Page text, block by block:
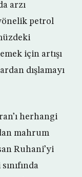
arzı
petrol
için artışı
dışlamayı
herhangi
mahrum
Ruhani’yi